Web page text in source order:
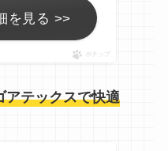
を見る >>
ポチップ
アテックスで快適